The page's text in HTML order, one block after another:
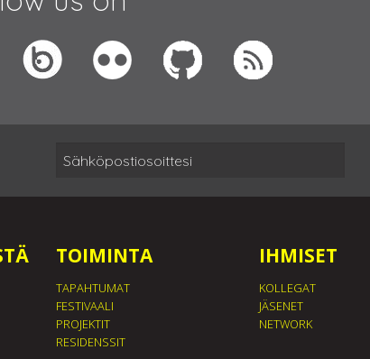
TOIMINTA
TAPAHTUMAT
FESTIVAALI
PROJEKTIT
RESIDENSSIT
IHMISET
KOLLEGAT
JÄSENET
NETWORK